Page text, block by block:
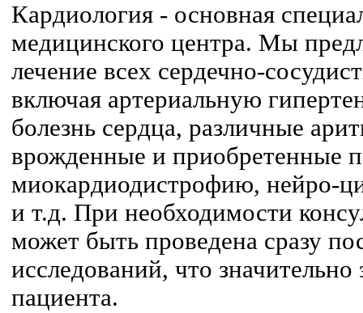
Кардиология - основная
медицинского центра. Мы
лечение всех сердечно-
включая артериальную
болезнь сердца, различные
врожденные и приобретенные
миокардиодистрофию, нейро-
и т.д. При необходимости
может быть проведена сразу
исследований, что
пациента.